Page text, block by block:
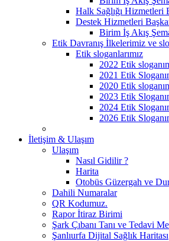
Halk Sağlığı Hizmetleri
Destek Hizmetleri
Birim İş Akış
Etik Davranış İlkelerimiz ve
Etik sloganlarımız
2022 Etik
2021 Etik
2020 Etik
2023 Etik
2024 Etik
2026 Etik
İletişim & Ulaşım
Ulaşım
Nasıl Gidilir ?
Harita
Otobüs Güzergah ve
Dahili Numaralar
QR Kodumuz.
Rapor İtiraz Birimi
Şark Çıbanı Tanı ve Tedavi
Şanlıurfa Dijital Sağlık Haritası